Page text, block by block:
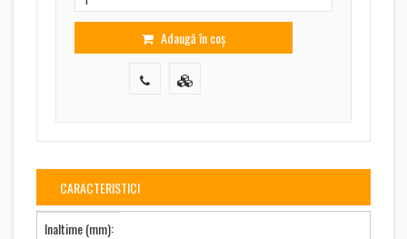
Adaugă în coș
CARACTERISTICI
Inaltime (mm):